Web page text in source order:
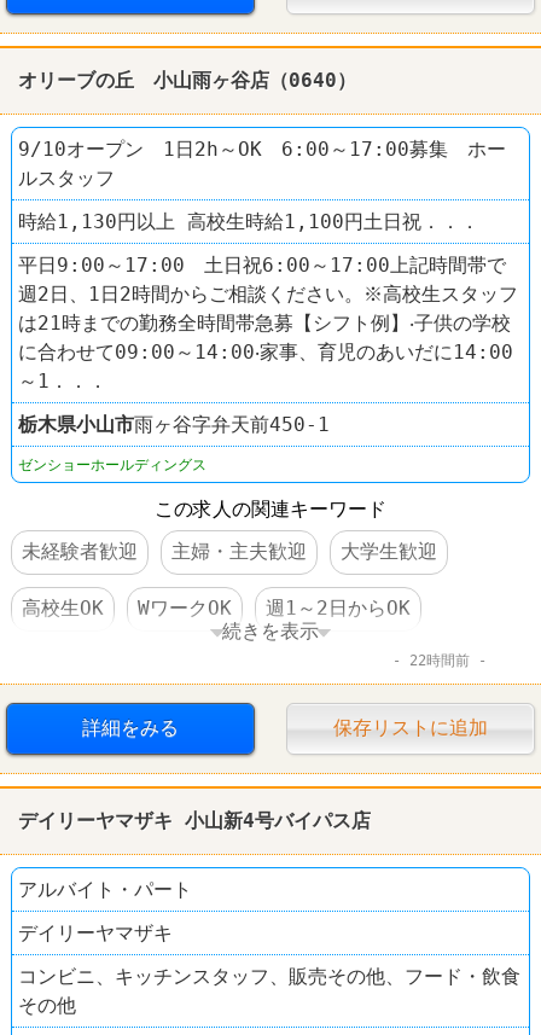
オリーブの丘 小山雨ヶ谷店（0640）
9/10オープン 1日2h～OK 6:00～17:00募集 ホー
ルスタッフ
時給1,130円以上 高校生時給1,100円土日祝．．．
平日9:00～17:00 土日祝6:00～17:00上記時間帯で
週2日、1日2時間からご相談ください。※高校生スタッフ
は21時までの勤務全時間帯急募【シフト例】‧⼦供の学校
に合わせて09:00～14:00‧家事、育児のあいだに14:00
～1．．．
栃木県小山市雨ヶ谷字弁天前450-1
ゼンショーホールディングス
この求人の関連キーワード
未経験者歓迎
主婦・主夫歓迎 大学生歓迎
高校生OK WワークOK 週1～2日からOK
制服あり
社員登用あり 車・バイク通勤可 学歴不問
60代以上活躍 レストラン オリーブの丘
続きを表示
22時間前
詳細をみる 保存リストに追加
デイリーヤマザキ 小山新4号バイパス店
アルバイト・パート
デイリーヤマザキ
コンビニ、キッチンスタッフ、販売その他、フード・飲食
その他